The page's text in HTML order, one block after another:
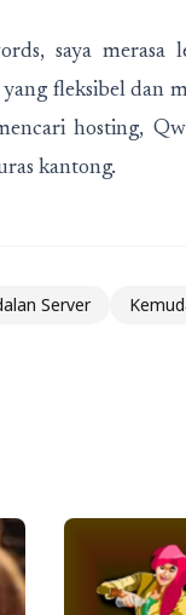
saya merasa
fleksibel dan
hosting,
kantong.
Server